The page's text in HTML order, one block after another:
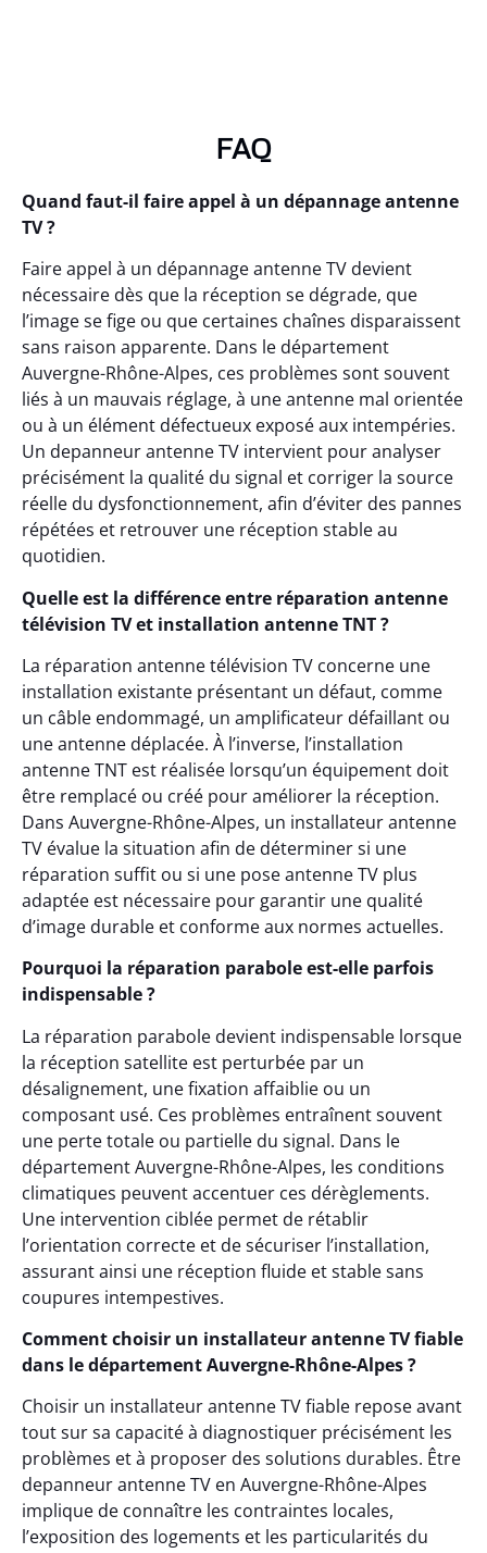
FAQ
Quand faut-il faire appel à un dépannage antenne
TV ?
Faire appel à un dépannage antenne TV devient
nécessaire dès que la réception se dégrade, que
l’image se fige ou que certaines chaînes disparaissent
sans raison apparente. Dans le département
Auvergne-Rhône-Alpes, ces problèmes sont souvent
liés à un mauvais réglage, à une antenne mal orientée
ou à un élément défectueux exposé aux intempéries.
Un depanneur antenne TV intervient pour analyser
précisément la qualité du signal et corriger la source
réelle du dysfonctionnement, afin d’éviter des pannes
répétées et retrouver une réception stable au
quotidien.
Quelle est la différence entre réparation antenne
télévision TV et installation antenne TNT ?
La réparation antenne télévision TV concerne une
installation existante présentant un défaut, comme
un câble endommagé, un amplificateur défaillant ou
une antenne déplacée. À l’inverse, l’installation
antenne TNT est réalisée lorsqu’un équipement doit
être remplacé ou créé pour améliorer la réception.
Dans Auvergne-Rhône-Alpes, un installateur antenne
TV évalue la situation afin de déterminer si une
réparation suffit ou si une pose antenne TV plus
adaptée est nécessaire pour garantir une qualité
d’image durable et conforme aux normes actuelles.
Pourquoi la réparation parabole est-elle parfois
indispensable ?
La réparation parabole devient indispensable lorsque
la réception satellite est perturbée par un
désalignement, une fixation affaiblie ou un
composant usé. Ces problèmes entraînent souvent
une perte totale ou partielle du signal. Dans le
département Auvergne-Rhône-Alpes, les conditions
climatiques peuvent accentuer ces dérèglements.
Une intervention ciblée permet de rétablir
l’orientation correcte et de sécuriser l’installation,
assurant ainsi une réception fluide et stable sans
coupures intempestives.
Comment choisir un installateur antenne TV fiable
dans le département Auvergne-Rhône-Alpes ?
Choisir un installateur antenne TV fiable repose avant
tout sur sa capacité à diagnostiquer précisément les
problèmes et à proposer des solutions durables. Être
depanneur antenne TV en Auvergne-Rhône-Alpes
implique de connaître les contraintes locales,
l’exposition des logements et les particularités du